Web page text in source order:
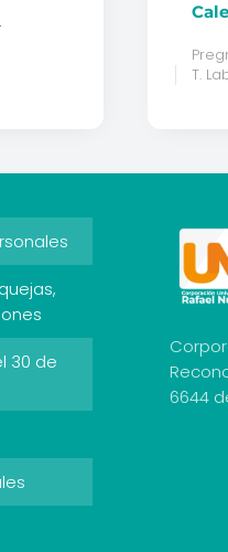
T.
30 de
6644